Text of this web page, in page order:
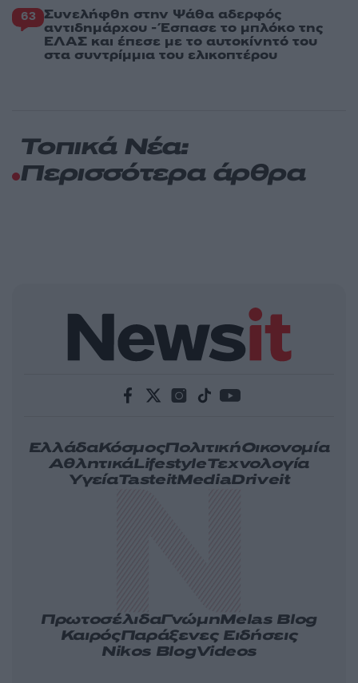
63 Συνελήφθη στην Ψάθα αδερφός
αντιδημάρχου - Έσπασε το μπλόκο της
ΕΛΑΣ και έπεσε με το αυτοκίνητό του
στα συντρίμμια του ελικοπτέρου
Τοπικά Νέα:
Περισσότερα άρθρα
ΕλλάδαΚόσμοςΠολιτικήΟικονομία
ΑθλητικάLifestyleΤεχνολογία
ΥγείαTasteitMediaDriveit
ΠρωτοσέλιδαΓνώμηMelas Blog
ΚαιρόςΠαράξενες Ειδήσεις
Nikos BlogVideos